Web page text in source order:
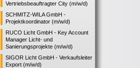
Vertriebsbeauftragter City (m/w/d)
SCHMITZ-WILA GmbH -
Projektkoordinator (m/w/d)
RUCO Licht GmbH - Key Account
Manager Licht- und
Sanierungsprojekte (m/w/d)
SIGOR Licht GmbH - Verkaufsleiter
Export (m/w/d)